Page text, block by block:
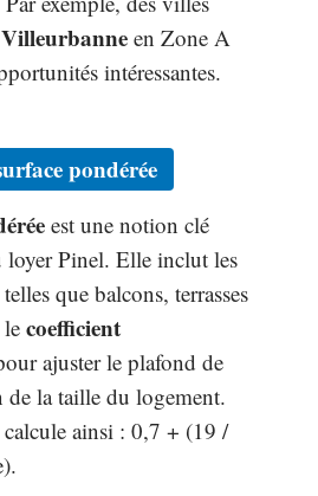
Villeurbanne en Zone A
intéressantes.
pondérée
est une notion clé
loyer Pinel. Elle inclut les
que balcons, terrasses
coefficient
ajuster le plafond de
la taille du logement.
ainsi : 0,7 + (19 /